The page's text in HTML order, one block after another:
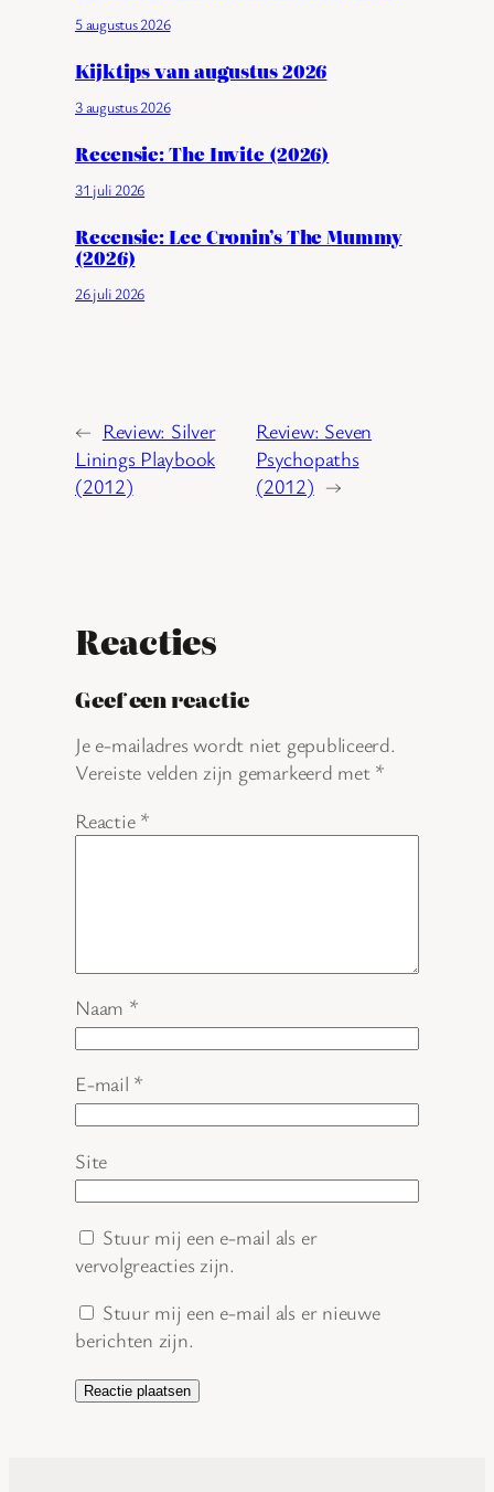
5 augustus 2026
Kijktips van augustus 2026
3 augustus 2026
Recensie: The Invite (2026)
31 juli 2026
Recensie: Lee Cronin’s The Mummy
(2026)
26 juli 2026
← Review: Silver
Linings Playbook
(2012)
Review: Seven
Psychopaths
(2012) →
Reacties
Geef een reactie
Je e-mailadres wordt niet gepubliceerd.
Vereiste velden zijn gemarkeerd met *
Reactie *
Naam *
E-mail *
Site
Stuur mij een e-mail als er
vervolgreacties zijn.
Stuur mij een e-mail als er nieuwe
berichten zijn.